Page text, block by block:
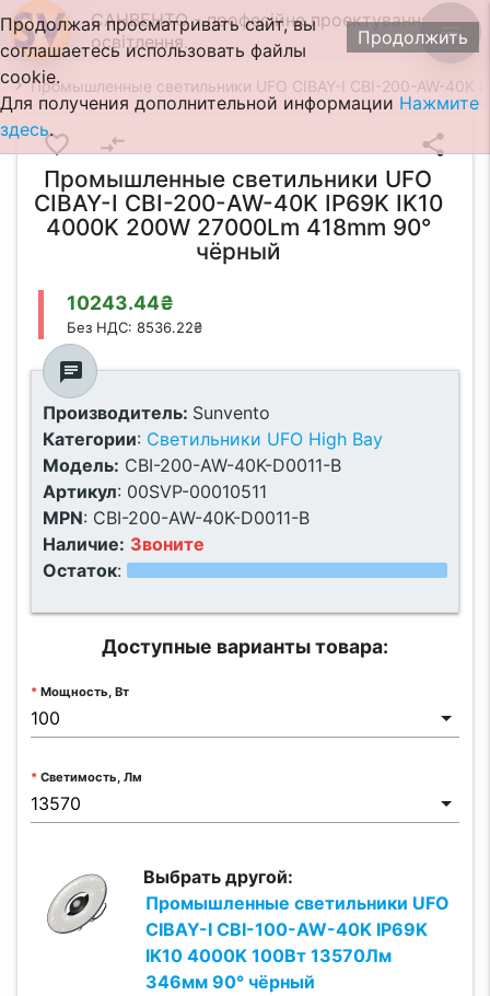
САНВЕНТО - професійне проектування
освітлення.
menu
Промышленные светильники UFO CIBAY-I CBI-200-AW-40K
favorite_border compare_arrows share
Промышленные светильники UFO
CIBAY-I CBI-200-AW-40K IP69K IK10
4000K 200W 27000Lm 418mm 90°
чёрный
10243.44₴
Без НДС: 8536.22₴
chat
Производитель: Sunvento
Категории: Светильники UFO High Bay
Модель: CBI-200-AW-40K-D0011-B
Артикул: 00SVP-00010511
MPN: CBI-200-AW-40K-D0011-B
Наличие: Звоните
Остаток:
Доступные варианты товара:
Мощность, Вт
Светимость, Лм
Выбрать другой:
Промышленные светильники UFO
CIBAY-I CBI-100-AW-40K IP69K
IK10 4000K 100Вт 13570Лм
346мм 90° чёрный
Продолжить
Продолжая просматривать сайт, вы
соглашаетесь использовать файлы
cookie.
Для получения дополнительной информации Нажмите
здесь.